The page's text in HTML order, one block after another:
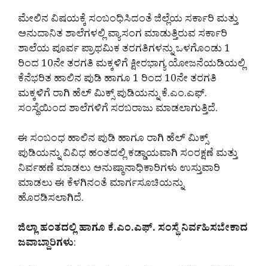
ಮೇಲಿನ ವಿಷಯಕ್ಕೆ ಸಂಬಂಧಿಸಿದಂತೆ ಜಿಲ್ಲೆಯ ಸರ್ಕಾರಿ ಮತ್ತು
ಅನುದಾನಿತ ಶಾಲೆಗಳಲ್ಲಿ ವ್ಯಾಸಂಗ ಮಾಡುತ್ತಿರುವ ಸರ್ಕಾರಿ
ಶಾಲೆಯ ಪೂರ್ವ ಪ್ರಾಥಮಿಕ ತರಗತಿಗಳನ್ನು ಒಳಗೊಂಡು 1
ರಿಂದ 10ನೇ ತರಗತಿ ಮಕ್ಕಳಿಗೆ ಕ್ಷೀರಭಾಗ್ಯ ಯೋಜನೆಯಡಿಯಲ್ಲಿ
ಕೆನೆಭರಿತ ಹಾಲಿನ ಪುಡಿ ಹಾಗೂ 1 ರಿಂದ 10ನೇ ತರಗತಿ
ಮಕ್ಕಳಿಗೆ ರಾಗಿ ಹೆಲ್ ಮಿಕ್ಸ್ ಪುಡಿಯನ್ನು ಕೆ.ಎಂ.ಎಫ್.
ಸಂಸ್ಥೆಯಿಂದ ಶಾಲೆಗಳಿಗೆ ಸರಬರಾಜು ಮಾಡಲಾಗುತ್ತಿದೆ.
ಈ ಸಂಬಂಧ ಹಾಲಿನ ಪುಡಿ ಹಾಗೂ ರಾಗಿ ಹೆಲ್ ಮಿಕ್ಸ್
ಪುಡಿಯನ್ನು ವಿವಿಧ ಹಂತದಲ್ಲಿ ಕಡ್ಡಾಯವಾಗಿ ಸಂರಕ್ಷಣೆ ಮತ್ತು
ನಿರ್ವಹಣೆ ಮಾಡಲು ಅನುಷ್ಠಾನಾಧಿಕಾರಿಗಳು ಉಸ್ತುವಾರಿ
ಮಾಡಲು ಈ ಕೆಳಗಿನಂತೆ ಮಾರ್ಗಸೂಚಿಯನ್ನು
ಹೊರಡಿಸಲಾಗಿದೆ.
ಜಿಲ್ಲಾ ಹಂತದಲ್ಲಿ ಹಾಗೂ ಕೆ.ಎಂ.ಎಫ್. ಸಂಸ್ಥೆ ನಿರ್ವಹಿಸಬೇಕಾದ
ಜವಾಬ್ದಾರಿಗಳು: